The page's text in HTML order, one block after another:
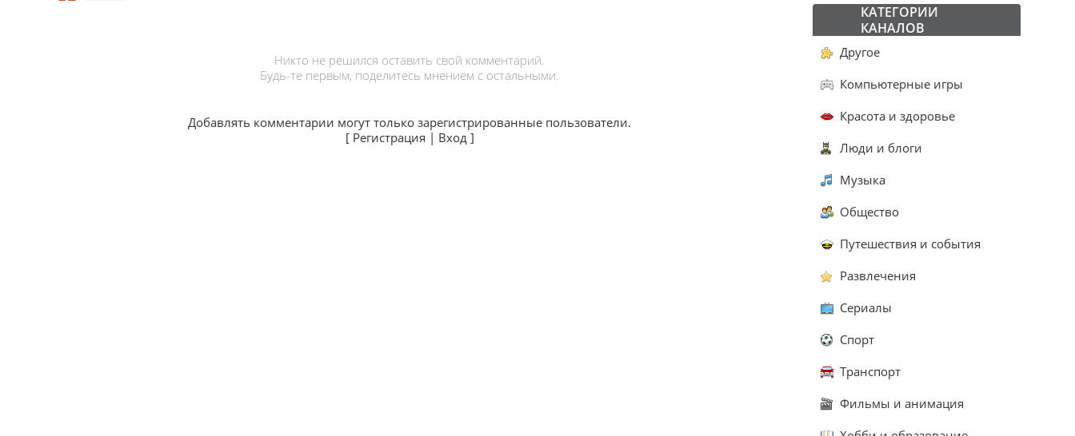
Никто не решился оставить свой комментарий.
Будь-те первым, поделитесь мнением с остальными.
Добавлять комментарии могут только зарегистрированные пользователи.
[ Регистрация | Вход]
КАТЕГОРИИ
КАНАЛОВ
Другое
Компьютерные игры
Красота и здоровье
Люди и блоги
Музыка
Общество
Путешествия и события
Развлечения
Сериалы
Спорт
Транспорт
Фильмы и анимация